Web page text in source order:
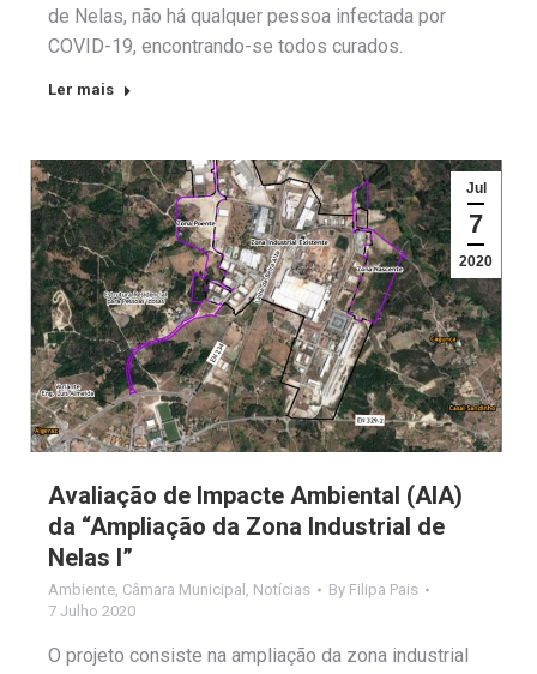
de Nelas, não há qualquer pessoa infectada por
COVID-19, encontrando-se todos curados.
Ler mais
Jul
7
2020
Avaliação de Impacte Ambiental (AIA)
da “Ampliação da Zona Industrial de
Nelas I”
Ambiente, Câmara Municipal , Notícias By Filipa Pais
7 Julho 2020
O projeto consiste na ampliação da zona industrial